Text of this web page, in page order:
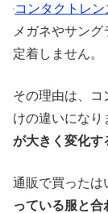
コンタクトレン
メガネやサン
定着しません。
その理由は、コ
けの違いになり
が大きく変化す
通販で買ったは
っている服と合